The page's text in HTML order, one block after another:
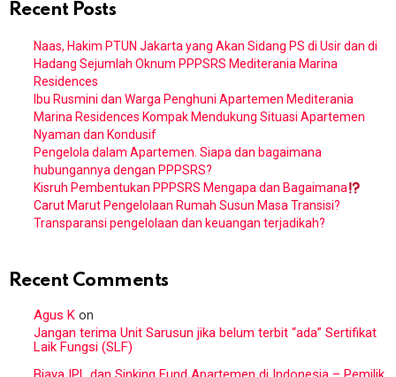
Recent Posts
Naas, Hakim PTUN Jakarta yang Akan Sidang PS di Usir dan di
Hadang Sejumlah Oknum PPPSRS Mediterania Marina
Residences
Ibu Rusmini dan Warga Penghuni Apartemen Mediterania
Marina Residences Kompak Mendukung Situasi Apartemen
Nyaman dan Kondusif
Pengelola dalam Apartemen. Siapa dan bagaimana
hubungannya dengan PPPSRS?
Kisruh Pembentukan PPPSRS Mengapa dan Bagaimana
Carut Marut Pengelolaan Rumah Susun Masa Transisi?
Transparansi pengelolaan dan keuangan terjadikah?
Recent Comments
Agus K on
Jangan terima Unit Sarusun jika belum terbit “ada” Sertifikat
Laik Fungsi (SLF)